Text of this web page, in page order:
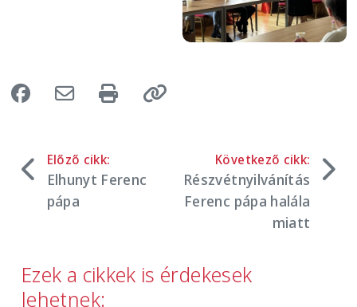
Előző cikk:
Elhunyt Ferenc
pápa
Következő cikk:
Részvétnyilvánítás
Ferenc pápa halála
miatt
Ezek a cikkek is érdekesek
lehetnek: